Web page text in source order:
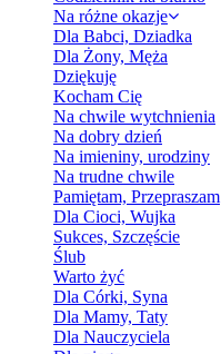
Na różne okazje
Dla Babci, Dziadka
Dla Żony, Męża
Dziękuję
Kocham Cię
Na chwile wytchnienia
Na dobry dzień
Na imieniny, urodziny
Na trudne chwile
Pamiętam, Przepraszam
Dla Cioci, Wujka
Sukces, Szczęście
Ślub
Warto żyć
Dla Córki, Syna
Dla Mamy, Taty
Dla Nauczyciela